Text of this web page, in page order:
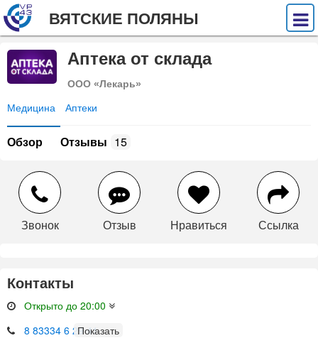
ВЯТСКИЕ ПОЛЯНЫ
Аптека от склада
ООО «Лекарь»
Медицина Аптеки
Обзор Отзывы 15
Звонок Отзыв Нравиться Ссылка
Контакты
Открыто до 20:00
8 83334 6 29 41